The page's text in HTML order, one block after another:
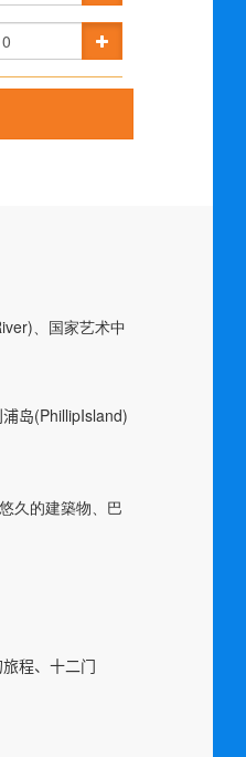
、 国家艺术中
岛(PhillipIsland)
的建築物、 巴
程、十二门